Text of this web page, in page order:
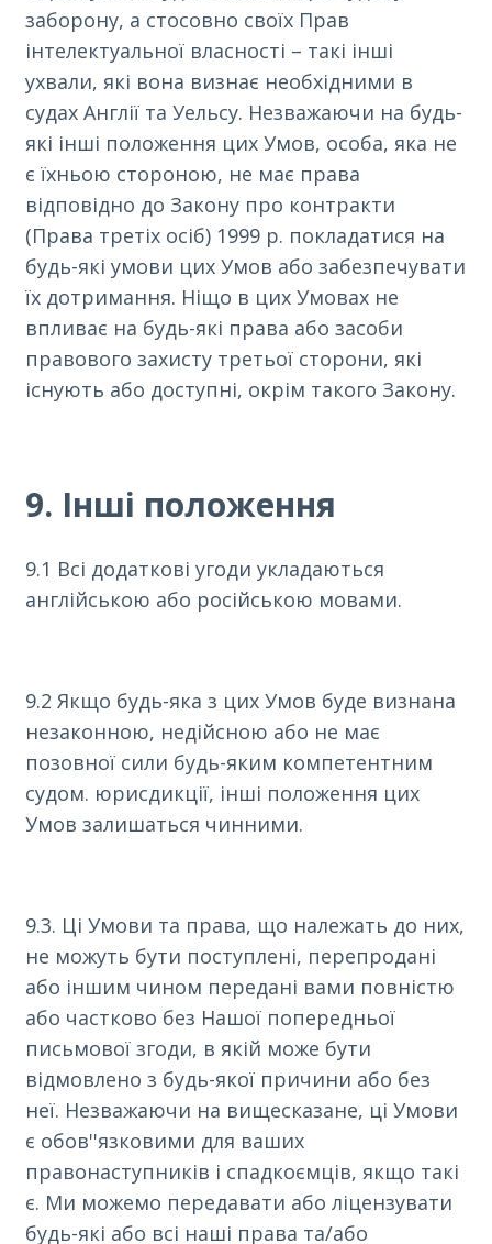
заборону, а стосовно своїх Прав
інтелектуальної власності – такі інші
ухвали, які вона визнає необхідними в
судах Англії та Уельсу. Незважаючи на будь-
які інші положення цих Умов, особа, яка не
є їхньою стороною, не має права
відповідно до Закону про контракти
(Права третіх осіб) 1999 р. покладатися на
будь-які умови цих Умов або забезпечувати
їх дотримання. Ніщо в цих Умовах не
впливає на будь-які права або засоби
правового захисту третьої сторони, які
існують або доступні, окрім такого Закону.
9. Інші положення
9.1 Всі додаткові угоди укладаються
англійською або російською мовами.
9.2 Якщо будь-яка з цих Умов буде визнана
незаконною, недійсною або не має
позовної сили будь-яким компетентним
судом. юрисдикції, інші положення цих
Умов залишаться чинними.
9.3. Ці Умови та права, що належать до них,
не можуть бути поступлені, перепродані
або іншим чином передані вами повністю
або частково без Нашої попередньої
письмової згоди, в якій може бути
відмовлено з будь-якої причини або без
неї. Незважаючи на вищесказане, ці Умови
є обов''язковими для ваших
правонаступників і спадкоємців, якщо такі
є. Ми можемо передавати або ліцензувати
будь-які або всі наші права та/або